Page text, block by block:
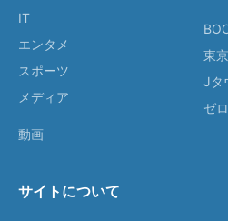
IT
エンタメ
スポーツ
メディア
動画
東
Jタ
ゼ
サイトについて